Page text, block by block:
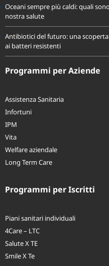
Oceani sempre più caldi: quali
Antibiotici del futuro: una
Assistenza Sanitaria
Infortuni
IPM
Vita
Welfare aziendale
Piani sanitari individuali
4Care – LTC
Salute X TE